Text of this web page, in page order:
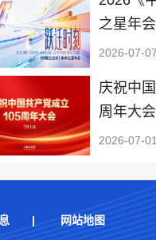
之星年会
2026-07-
庆祝中
周年大会
2026-07-
| 网站地图